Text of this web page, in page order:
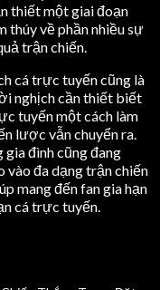
thiết một giai đoạn
thúy về phần nhiều sự
trận chiến.
cá trực tuyến cũng là
nghịch cần thiết biết
tuyến một cách làm
lược vẫn chuyển ra.
đình cũng đang
vào đa dạng trận chiến
mang đến fan gia hạn
cá trực tuyến.